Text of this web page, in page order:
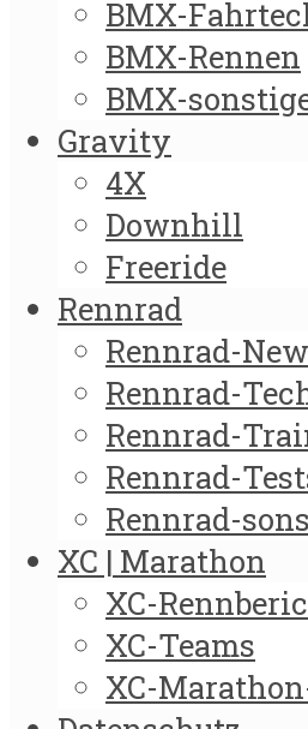
BMX-
BMX-Rennen
BMX-
Gravity
4X
Downhill
Freeride
Rennrad
Rennrad-
Rennrad-
Rennrad-
Rennrad-
Rennrad-
XC | Marathon
XC-
XC-Teams
XC-